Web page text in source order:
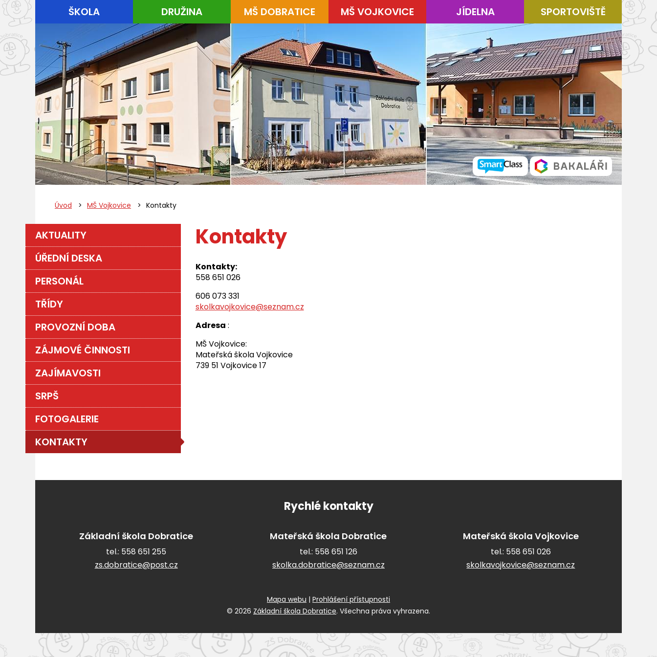
ŠKOLA DRUŽINA MŠ DOBRATICE MŠ VOJKOVICE JÍDELNA SPORTOVIŠTĚ
Úvod > MŠ Vojkovice > Kontakty
AKTUALITY
ÚŘEDNÍ DESKA
PERSONÁL
TŘÍDY
PROVOZNÍ DOBA
ZÁJMOVÉ ČINNOSTI
ZAJÍMAVOSTI
SRPŠ
FOTOGALERIE
KONTAKTY
Kontakty
Kontakty:
558 651 026
606 073 331
skolkavojkovice@seznam.cz
Adresa :
MŠ Vojkovice:
Mateřská škola Vojkovice
739 51 Vojkovice 17
Rychlé kontakty
Základní škola Dobratice
tel.: 558 651 255
zs.dobratice@post.cz
Mateřská škola Dobratice
tel.: 558 651 126
skolka.dobratice@seznam.cz
Mateřská škola Vojkovice
tel.: 558 651 026
skolkavojkovice@seznam.cz
Mapa webu | Prohlášení přístupnosti
© 2026 Základní škola Dobratice. Všechna práva vyhrazena.